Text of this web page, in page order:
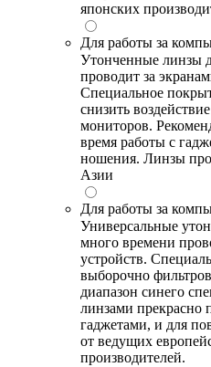
японских
Для работы за
Утонченные линзы
проводит за
Специальное
снизить
мониторов.
время работы с
ношения. Линзы
Азии
Для работы за
Универсальные
много времени
устройств.
выборочно
диапазон синего
линзами прекрасно
гаджетами, и для
от ведущих
производителей.